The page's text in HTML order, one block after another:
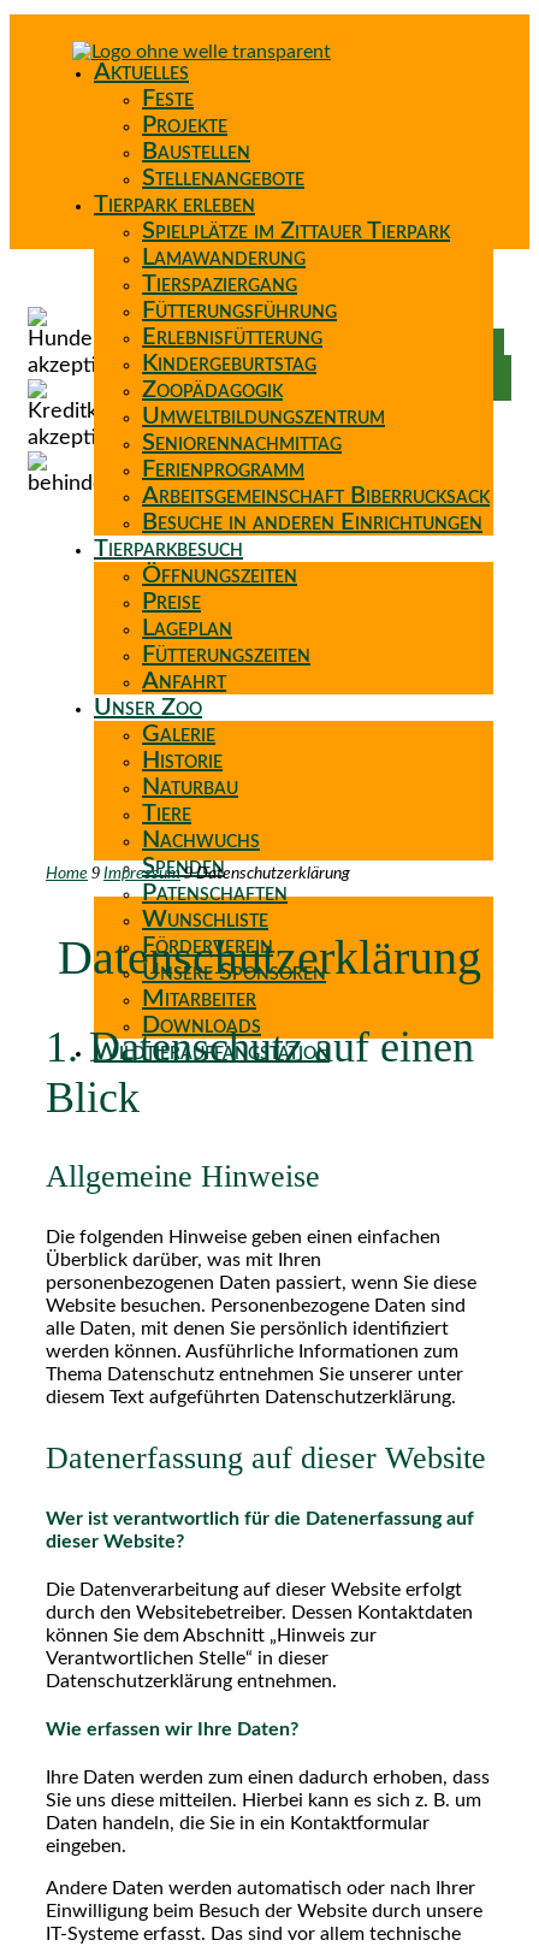
Aktuelles
Feste
Projekte
Baustellen
Stellenangebote
Tierpark erleben
Spielplätze im Zittauer Tierpark
Lamawanderung
Tierspaziergang
Fütterungsführung
Erlebnisfütterung
Kindergeburtstag
Zoopädagogik
Umweltbildungszentrum
Seniorennachmittag
Ferienprogramm
Arbeitsgemeinschaft Biberrucksack
Besuche in anderen Einrichtungen
Tierparkbesuch
Öffnungszeiten
Preise
Lageplan
Fütterungszeiten
Anfahrt
Unser Zoo
Galerie
Historie
Naturbau
Tiere
Nachwuchs
Spenden
Patenschaften
Wunschliste
Förderverein
Unsere Sponsoren
Mitarbeiter
Downloads
Wildtierauffangstation
Home 9 Impressum 9 Datenschutzerklärung
Datenschutzerklärung
1. Datenschutz auf einen
Blick
Allgemeine Hinweise
Die folgenden Hinweise geben einen einfachen
Überblick darüber, was mit Ihren
personenbezogenen Daten passiert, wenn Sie diese
Website besuchen. Personenbezogene Daten sind
alle Daten, mit denen Sie persönlich identifiziert
werden können. Ausführliche Informationen zum
Thema Datenschutz entnehmen Sie unserer unter
diesem Text aufgeführten Datenschutzerklärung.
Datenerfassung auf dieser Website
Wer ist verantwortlich für die Datenerfassung auf
dieser Website?
Die Datenverarbeitung auf dieser Website erfolgt
durch den Websitebetreiber. Dessen Kontaktdaten
können Sie dem Abschnitt „Hinweis zur
Verantwortlichen Stelle“ in dieser
Datenschutzerklärung entnehmen.
Wie erfassen wir Ihre Daten?
Ihre Daten werden zum einen dadurch erhoben, dass
Sie uns diese mitteilen. Hierbei kann es sich z. B. um
Daten handeln, die Sie in ein Kontaktformular
eingeben.
Andere Daten werden automatisch oder nach Ihrer
Einwilligung beim Besuch der Website durch unsere
IT-Systeme erfasst. Das sind vor allem technische